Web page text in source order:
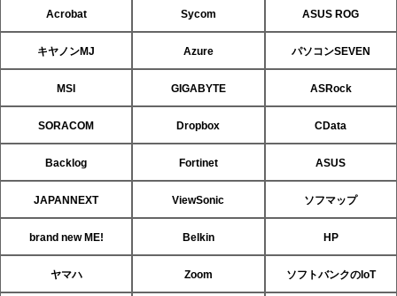
Acrobat Sycom ASUS ROG
キヤノンMJ Azure パソコンSEVEN
MSI GIGABYTE ASRock
SORACOM Dropbox CData
Backlog Fortinet ASUS
JAPANNEXT ViewSonic ソフマップ
brand new ME! Belkin HP
ヤマハ Zoom ソフトバンクのIoT